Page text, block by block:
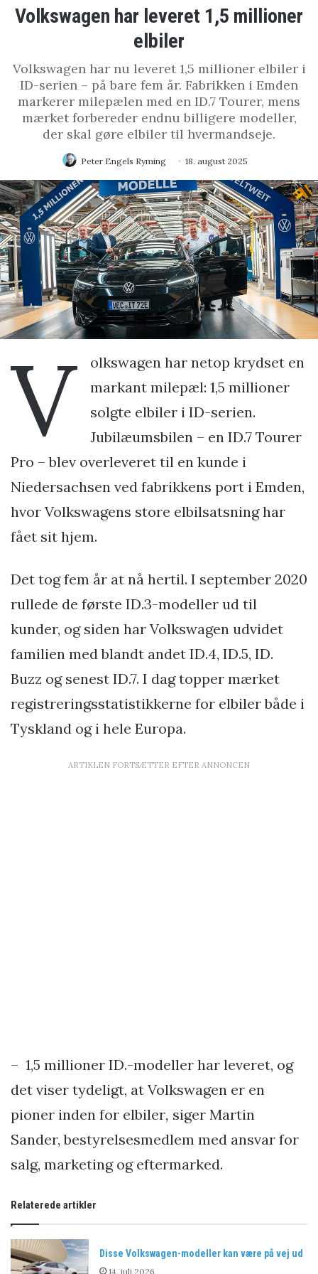
Volkswagen har leveret 1,5 millioner
elbiler
Volkswagen har nu leveret 1,5 millioner elbiler i
ID-serien – på bare fem år. Fabrikken i Emden
markerer milepælen med en ID.7 Tourer, mens
mærket forbereder endnu billigere modeller,
der skal gøre elbiler til hvermandseje.
Peter Engels Ryming 18. august 2025
V
olkswagen har netop krydset en
markant milepæl: 1,5 millioner
solgte elbiler i ID-serien.
Jubilæumsbilen – en ID.7 Tourer
Pro – blev overleveret til en kunde i
Niedersachsen ved fabrikkens port i Emden,
hvor Volkswagens store elbilsatsning har
fået sit hjem.
Det tog fem år at nå hertil. I september 2020
rullede de første ID.3-modeller ud til
kunder, og siden har Volkswagen udvidet
familien med blandt andet ID.4, ID.5, ID.
Buzz og senest ID.7. I dag topper mærket
registreringsstatistikkerne for elbiler både i
Tyskland og i hele Europa.
ARTIKLEN FORTSÆTTER EFTER ANNONCEN
– 1,5 millioner ID.-modeller har leveret, og
det viser tydeligt, at Volkswagen er en
pioner inden for elbiler, siger Martin
Sander, bestyrelsesmedlem med ansvar for
salg, marketing og eftermarked.
Relaterede artikler
Disse Volkswagen-modeller kan være på vej ud
14. juli 2026